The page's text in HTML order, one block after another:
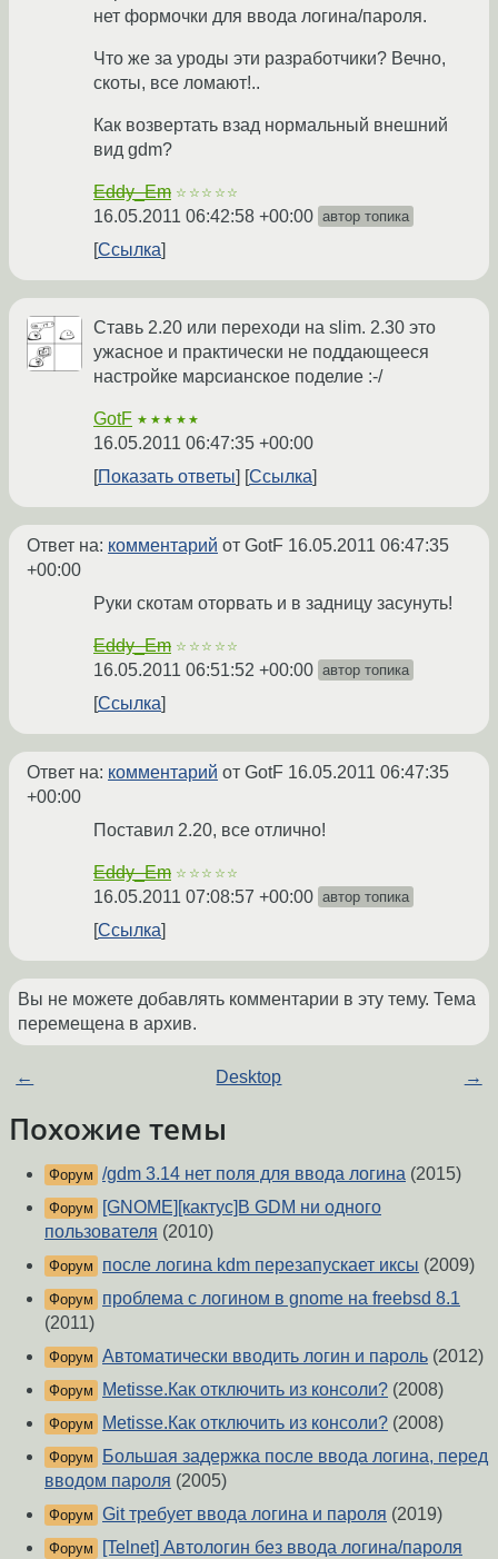
нет формочки для ввода логина/пароля.
Что же за уроды эти разработчики? Вечно,
скоты, все ломают!..
Как возвертать взад нормальный внешний
вид gdm?
Eddy_Em ☆☆☆☆☆
16.05.2011 06:42:58 +00:00 автор топика
Ссылка
Ставь 2.20 или переходи на slim. 2.30 это
ужасное и практически не поддающееся
настройке марсианское поделие :-/
GotF ★★★★★
16.05.2011 06:47:35 +00:00
Показать ответы
Ссылка
Ответ на: комментарий от GotF 16.05.2011 06:47:35
+00:00
Руки скотам оторвать и в задницу засунуть!
Eddy_Em ☆☆☆☆☆
16.05.2011 06:51:52 +00:00 автор топика
Ссылка
Ответ на: комментарий от GotF 16.05.2011 06:47:35
+00:00
Поставил 2.20, все отлично!
Eddy_Em ☆☆☆☆☆
16.05.2011 07:08:57 +00:00 автор топика
Ссылка
Вы не можете добавлять комментарии в эту тему. Тема
перемещена в архив.
← Desktop →
Похожие темы
Форум /gdm 3.14 нет поля для ввода логина (2015)
Форум
[GNOME][кактус]В GDM ни одного
пользователя (2010)
Форум после логина kdm перезапускает иксы (2009)
Форум
проблема с логином в gnome на freebsd 8.1
(2011)
Форум Автоматически вводить логин и пароль (2012)
Форум Metisse.Как отключить из консоли? (2008)
Форум Metisse.Как отключить из консоли? (2008)
Форум
Большая задержка после ввода логина, перед
вводом пароля (2005)
Форум Git требует ввода логина и пароля (2019)
Форум [Telnet] Автологин без ввода логина/пароля